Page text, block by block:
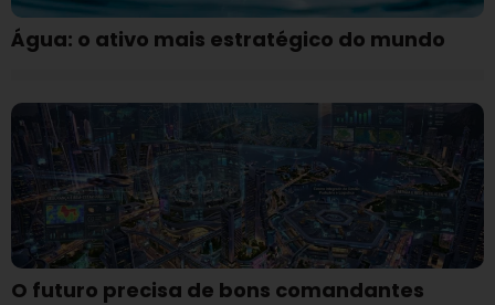
Água: o ativo mais estratégico do mundo
O futuro precisa de bons comandantes